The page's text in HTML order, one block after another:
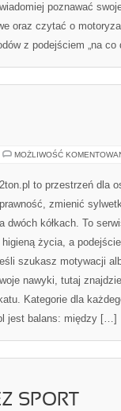
poznawać
oraz czytać o
z podejściem „na
MOŻLIWOŚĆ
to przestrzeń dla
zmienić
dwóch kółkach. To
higieną życia, a
szukasz motywacji
nawyki, tutaj
Kategorie dla
jest balans: między […]
SPORT